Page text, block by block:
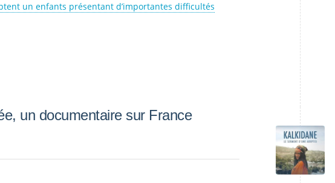
un enfants présentant d’importantes difficultés
un documentaire sur France